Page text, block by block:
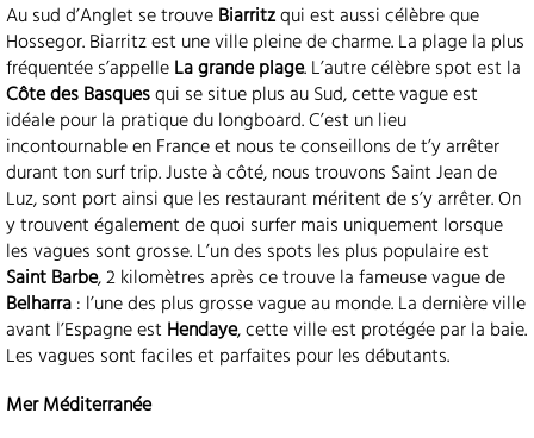
Au sud d’Anglet se trouveBiarritzqui est aussi célèbre que
Hossegor. Biarritz est une ville pleine de charme. La plage la plus
fréquentée s’appelleLa grande plage. L’autre célèbre spot est la
Côte des Basquesqui se situe plus au Sud, cette vague est
idéale pour la pratique du longboard. C’est un lieu
incontournable en France et nous te conseillons de t’y arrêter
durant ton surf trip. Juste à côté, nous trouvons Saint Jean de
Luz, sont port ainsi que les restaurant méritent de s’y arrêter. On
y trouvent également de quoi surfer mais uniquement lorsque
les vagues sont grosse. L’un des spots les plus populaire est
Saint Barbe, 2 kilomètres après ce trouve la fameuse vague de
Belharra: l’une des plus grosse vague au monde. La dernière ville
avant l’Espagne est Hendaye, cette ville est protégée par la baie.
Les vagues sont faciles et parfaites pour les débutants.
Mer Méditerranée